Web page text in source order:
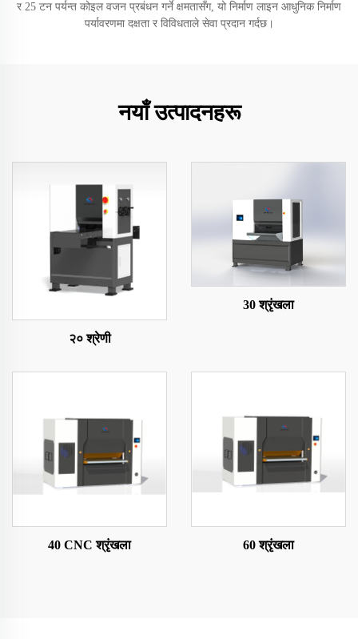
र 25 टन पर्यन्त कोइल वजन प्रबंधन गर्ने क्षमतासँग, यो निर्माण लाइन आधुनिक निर्माण
पर्यावरणमा दक्षता र विविधताले सेवा प्रदान गर्दछ।
नयाँ उत्पादनहरू
२० श्रेणी
30 श्रृंखला
40 CNC श्रृंखला 60 श्रृंखला